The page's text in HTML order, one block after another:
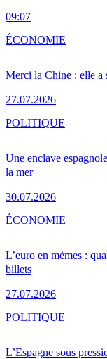
09:07
Merci la Chine : elle a
27.07.2026
ÉCONOMIE
Une enclave
la mer
30.07.2026
POLITIQUE
L’euro en mèmes :
billets
27.07.2026
ÉCONOMIE
L’Espagne sous
POLITIQUE